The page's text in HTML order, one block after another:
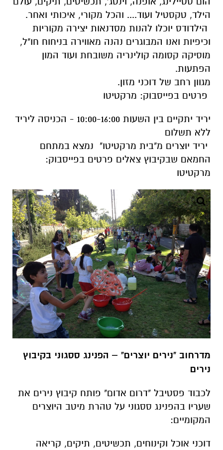
הילד, טקסטיל ועוד.... והכל מקורי, איכותי ואחר.
הילדודס יוכלו להנות מסדנאות יצירה מקוריות
וכיפיות ואנו המבוגרים נהנה מאווירה בניחוח חו"ל,
מוסיקה קסומה קולינריה משובחת ועוד המון
הפתעות.
מגוון רחב של דוכני מזון.
פרטים בפייסבוק: מרקטיטו
יריד יתקיים בין השעות 10:00-16:00 - הכניסה ליריד
ללא תשלום
יריד יוצרים מ"בית מרקטיטו" נמצא במתחם
החמאם שבקיבוץ צאלים פרטים בפייסבוק:
מרקטיטו
מדרחוב "נירים יוצרים" – הפנינג ססגוני בקיבוץ
נירים
לכבוד פסטיבל "דרום אדום" פותח קיבוץ נירים את
שעריו בהפנינג ססגוני על טהרת מיטב היוצרים
המקומיים:
דוכני אוכל וקינוחים, תכשיטים, תיקים, קריאה